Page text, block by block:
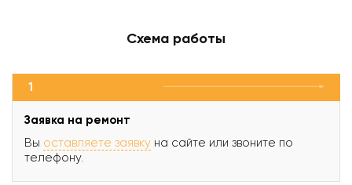
Схема работы
1
Заявка на ремонт
Вы оставляете заявку на сайте или звоните по
телефону.